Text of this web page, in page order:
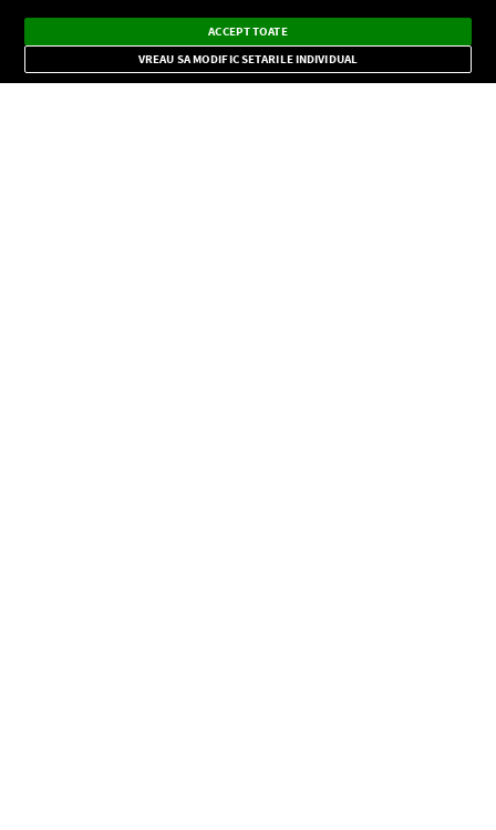
CONFIDENŢIALITATE
Dark
Mode
Radio live, podcasturi, știri și alerte
importante.
×
ACCEPT TOATE
VREAU SA MODIFIC SETARILE INDIVIDUAL